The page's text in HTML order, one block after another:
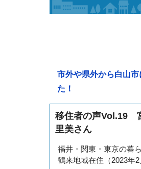
市外や県外から白山
た！
移住者の声Vol.19
里美さん
福井・関東・東京の暮
鶴来地域在住（2023年2